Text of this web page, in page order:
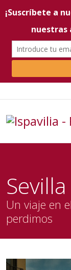
Un viaje en
perdimos